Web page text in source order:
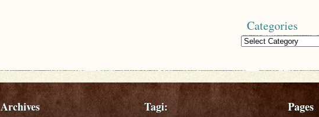
Categories
Categories
Archives Tagi: Pages